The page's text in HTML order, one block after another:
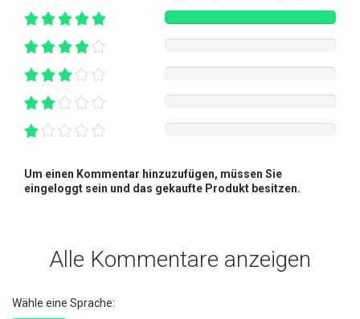
Um einen Kommentar hinzuzufügen, müssen Sie
eingeloggt sein und das gekaufte Produkt besitzen.
Alle Kommentare anzeigen
Wähle eine Sprache: